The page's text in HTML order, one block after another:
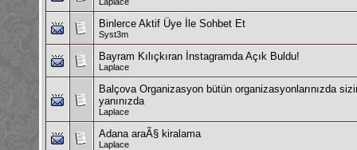
Binlerce Aktif Üye İle Sohbet Et
Syst3m
Bayram Kılıçkıran İnstagramda Açık Buldu!
Laplace
Balçova Organizasyon bütün organizasyonlarınızda
yanınızda
Laplace
Adana araÃ§ kiralama
Laplace